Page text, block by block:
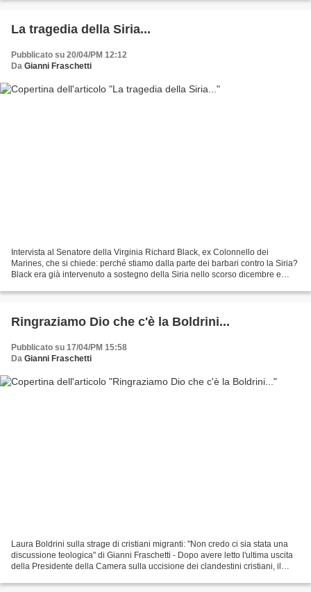
La tragedia della Siria...
Pubblicato su 20/04/PM 12:12
Da Gianni Fraschetti
Intervista al Senatore della Virginia Richard Black, ex Colonnello dei
Marines, che si chiede: perché stiamo dalla parte dei barbari contro la Siria?
Black era già intervenuto a sostegno della Siria nello scorso dicembre e
Ringraziamo Dio che c'è la Boldrini...
Pubblicato su 17/04/PM 15:58
Da Gianni Fraschetti
Laura Boldrini sulla strage di cristiani migranti: "Non credo ci sia stata una
discussione teologica" di Gianni Fraschetti - Dopo avere letto l'ultima uscita
della Presidente della Camera sulla uccisione dei clandestini cristiani, il